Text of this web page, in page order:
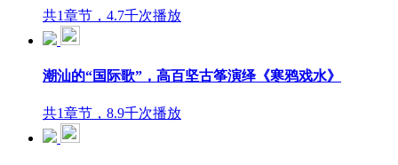
共1章节，4.7千次播放
潮汕的“国际歌”，高百坚古筝演绎《寒鸦戏水》
共1章节，8.9千次播放